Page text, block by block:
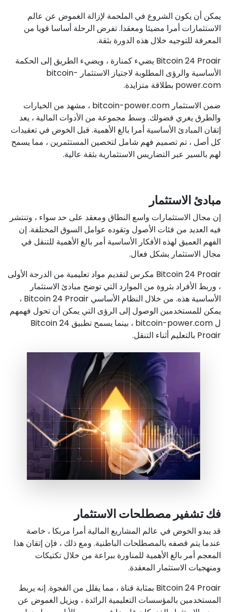
يمكن أن يكون الشروع في الملحمة لإزالة الغموض عن عالم
الاستثمارات أمرا مضيئا ومعقدا. تفرض الرحلة أساسا قويا من
المعرفة للتوجيه خلال هذه الدورة بثقة.
Bitcoin 24 Proair يضيء كمنارة ، ويضيء الطريق إلى الحكمة
الأساسية والرؤى المطلوبة لاجتياز الاستثمار bitcoin-
power.com بطلاقة متزايدة.
ضمن الاستثمار bitcoin-power.com ، مشهد من الخيارات
والطرق يغري فضولك. وسط مجموعة من الأدوات المالية ، يعد
إتقان المبادئ الأساسية أمرا بالغ الأهمية. قبل الخوض في تعقيدات
كل أصل ، تم تصميم فهم شامل لتحصين المستثمرين ، مما يسمح
لهم بالسير عبر التضاريس الاستثمارية بثقة عالية.
مبادئ الاستثمار
إن مجال الاستثمارات واسع النطاق ومعقد على حد سواء ، وتنتشر
فيه العديد من فئات الأصول وتقوده عوامل السوق المختلفة. إن
الفهم العميق لهذه الأفكار الأساسية أمر بالغ الأهمية للتنقل في
مجال الاستثمار بشكل فعال.
Bitcoin 24 Proair مكرس لتقديم مواد تعليمية من الدرجة الأولى
، وربط الأفراد بثروة من الموارد التي توضح مبادئ الاستثمار
الأساسية هذه. من خلال النظام الأساسي Bitcoin 24 Proair ،
يمكن للمستخدمين الوصول إلى الرؤى التي يمكن أن تحول فهمهم
ل bitcoin-power.com ، بينما يسمح تطبيق Bitcoin 24
Proair بالتعليم أثناء التنقل.
فك تشفير مصطلحات الاستثمار
قد يبدو الخوض في عالم المشاريع المالية أمرا مربكا ، خاصة
عندما يتم قصفه بالمصطلحات الباطنية. ومع ذلك ، فإن إتقان هذا
المعجم أمر بالغ الأهمية للمناورة ببراعة من خلال تكتيكات
ومنهجيات الاستثمار المعقدة.
Bitcoin 24 Proair بمثابة قناة ، مما يقلل من الفجوة. إنه يربط
المستخدمين بالمؤسسات التعليمية الرائدة ، ويزيل الغموض عن